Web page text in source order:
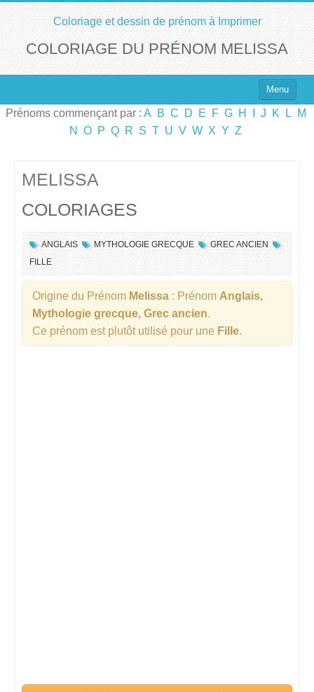
Coloriage et dessin de prénom à Imprimer
COLORIAGE DU PRÉNOM MELISSA
Menu
Top 100 des Prénoms
Prénoms commençant par : A B C D E F G H J K L
M
N
O P Q R S T U V W X Y Z
MELISSA
COLORIAGES
ANGLAIS MYTHOLOGIE GRECQUE
GREC ANCIEN
FILLE
Origine du Prénom Melissa : Prénom Anglais,
Mythologie grecque, Grec ancien.
Ce prénom est plutôt utilisé pour une Fille.